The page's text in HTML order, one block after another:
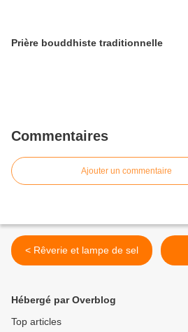
Prière bouddhiste traditionnelle
Commentaires
Ajouter un commentaire
< Rêverie et lampe de sel
Hébergé par Overblog
Top articles